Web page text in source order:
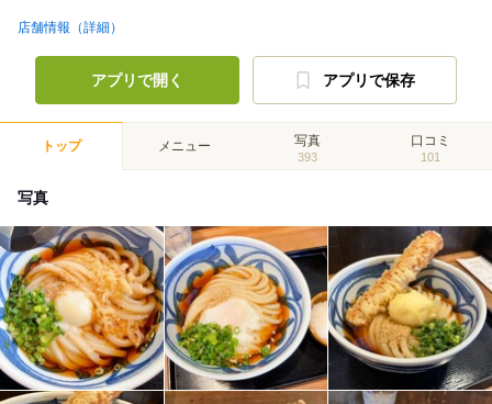
店舗情報（詳細）
アプリで開く アプリで保存
トップ メニュー 写真
393
口コミ
101
写真